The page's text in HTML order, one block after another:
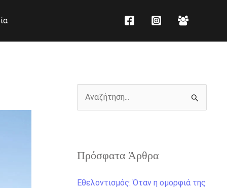
τ
Πρόσφατα Άρθρα
Εθελοντισμός: Όταν η ομορφιά της
τ
ς
τ